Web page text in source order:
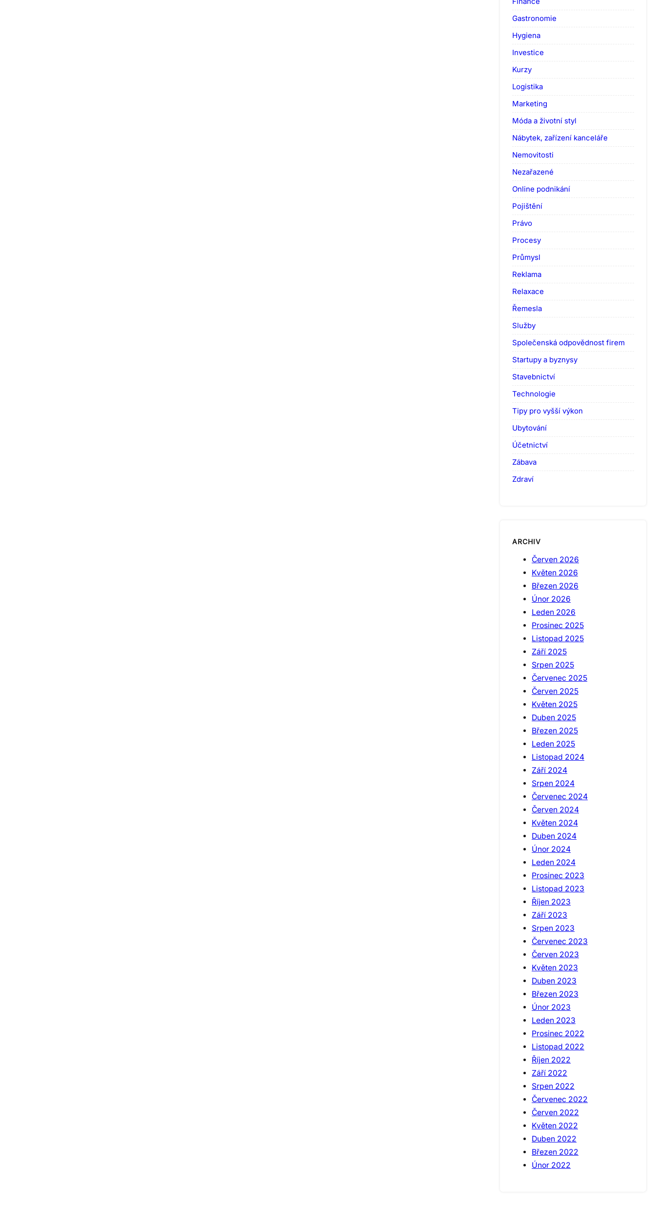
Gastronomie
Hygiena
Investice
Kurzy
Logistika
Marketing
Móda a životní styl
Nábytek, zařízení kanceláře
Nemovitosti
Nezařazené
Online podnikání
Pojištění
Právo
Procesy
Průmysl
Reklama
Relaxace
Řemesla
Služby
Společenská odpovědnost firem
Startupy a byznysy
Stavebnictví
Technologie
Tipy pro vyšší výkon
Ubytování
Účetnictví
Zábava
Zdraví
ARCHIV
Červen 2026
Květen 2026
Březen 2026
Únor 2026
Leden 2026
Prosinec 2025
Listopad 2025
Září 2025
Srpen 2025
Červenec 2025
Červen 2025
Květen 2025
Duben 2025
Březen 2025
Leden 2025
Listopad 2024
Září 2024
Srpen 2024
Červenec 2024
Červen 2024
Květen 2024
Duben 2024
Únor 2024
Leden 2024
Prosinec 2023
Listopad 2023
Říjen 2023
Září 2023
Srpen 2023
Červenec 2023
Červen 2023
Květen 2023
Duben 2023
Březen 2023
Únor 2023
Leden 2023
Prosinec 2022
Listopad 2022
Říjen 2022
Září 2022
Srpen 2022
Červenec 2022
Červen 2022
Květen 2022
Duben 2022
Březen 2022
Únor 2022